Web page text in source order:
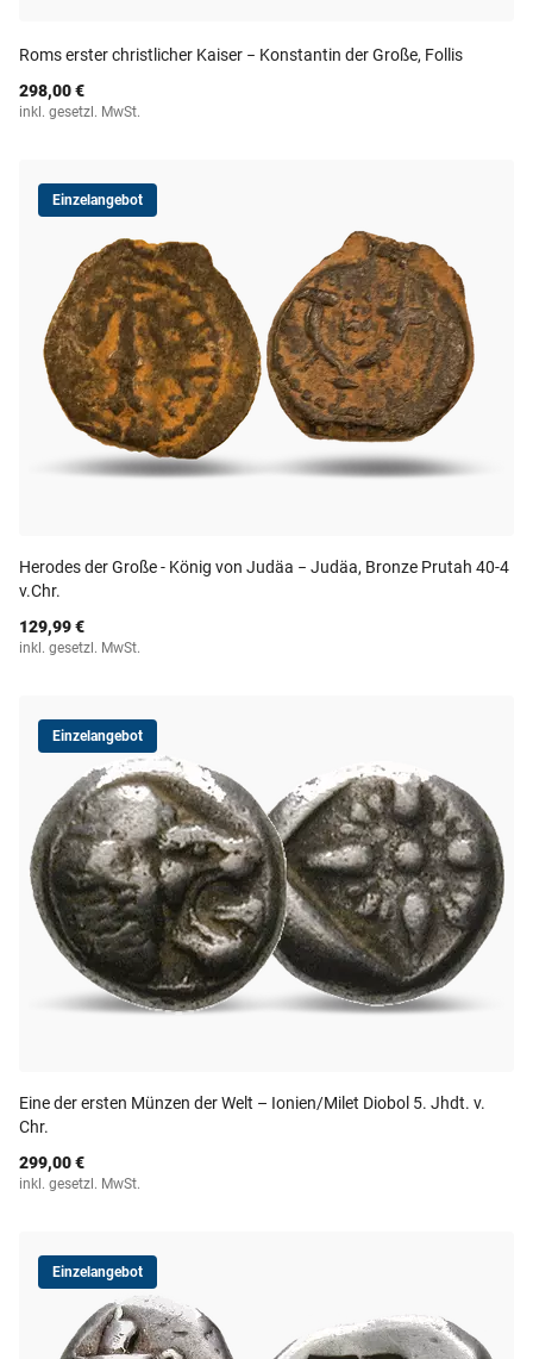
Roms erster christlicher Kaiser − Konstantin der Große, Follis
298,00 €
inkl. gesetzl. MwSt.
Einzelangebot
Herodes der Große - König von Judäa − Judäa, Bronze Prutah 40-4
v.Chr.
129,99 €
inkl. gesetzl. MwSt.
Einzelangebot
Eine der ersten Münzen der Welt – Ionien/Milet Diobol 5. Jhdt. v.
Chr.
299,00 €
inkl. gesetzl. MwSt.
Einzelangebot